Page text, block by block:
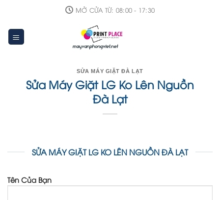
content
MỞ CỬA TỪ: 08:00 - 17:30
SỬA MÁY GIẶT ĐÀ LẠT
Sửa Máy Giặt LG Ko Lên Nguồn
Đà Lạt
SỬA MÁY GIẶT LG KO LÊN NGUỒN ĐÀ LẠT
Tên Của Bạn